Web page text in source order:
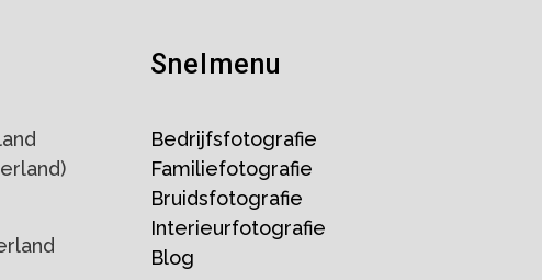
Snelmenu
Bedrijfsfotografie
Familiefotografie
Bruidsfotografie
Interieurfotografie
Blog